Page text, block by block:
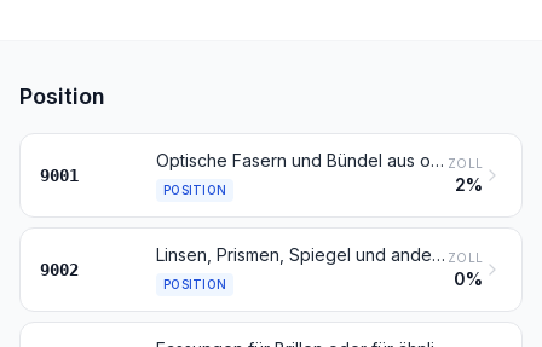
Position
9001
Optische Fasern und Bündel aus optischen Fasern; Kabel aus optischen Fasern, ausgenommen solche der Position 8544; polarisierende Stoffe in Form von Folien oder Platten; Linsen (einschließlich Kontaktlinsen), Prismen, Spiegel und andere optische Elemente, aus Stoffen aller Art, nicht gefasst (ausgenommen solche aus optisch nicht bearbeitetem Glas)
POSITION
ZOLL
2%
9002
Linsen, Prismen, Spiegel und andere optische Elemente, aus Stoffen aller Art, für Instrumente, Apparate und Geräte, gefasst (ausgenommen solche aus optisch nicht bearbeitetem Glas)
POSITION
ZOLL
0%